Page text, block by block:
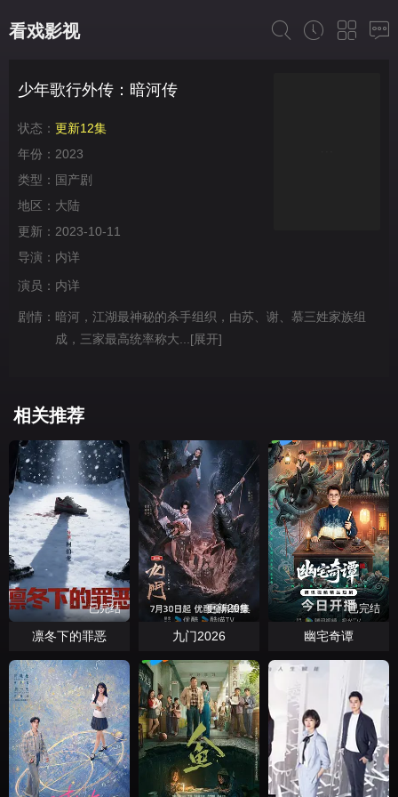
看戏影视
少年歌行外传：暗河传
状态： 更新12集
年份： 2023
类型： 国产剧
地区： 大陆
更新： 2023-10-11
导演： 内详
演员： 内详
剧情： 暗河，江湖最神秘的杀手组织，由苏、谢、慕三姓家族组
成，三家最高统率称大... [展开]
相关推荐
已完结
凛冬下的罪恶
更新20集
九门2026
已完结
幽宅奇谭